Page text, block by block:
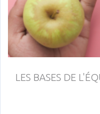
LES BASES DE